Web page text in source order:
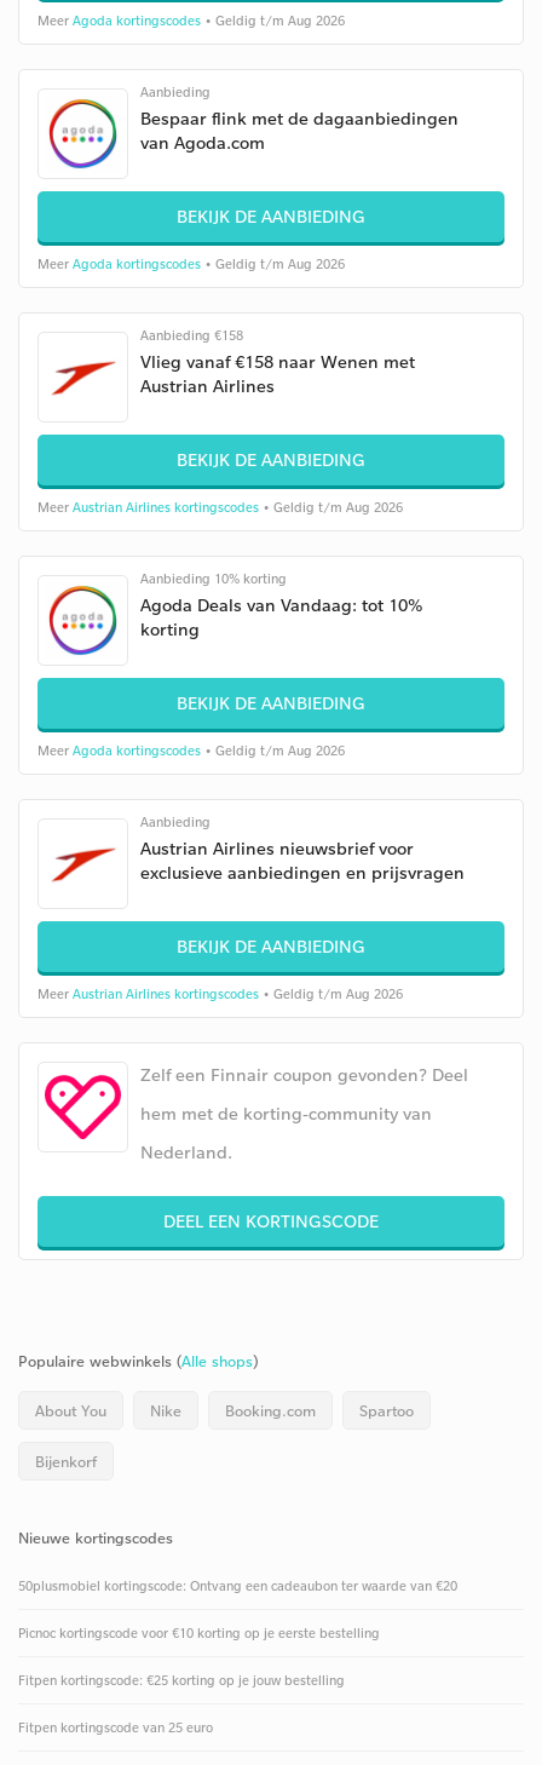
Meer Agoda kortingscodes • Geldig t/m Aug 2026
Aanbieding
Bespaar flink met de dagaanbiedingen
van Agoda.com
BEKIJK DE AANBIEDING
Meer Agoda kortingscodes • Geldig t/m Aug 2026
Aanbieding €158
Vlieg vanaf €158 naar Wenen met
Austrian Airlines
BEKIJK DE AANBIEDING
Meer Austrian Airlines kortingscodes • Geldig t/m Aug 2026
Aanbieding 10% korting
Agoda Deals van Vandaag: tot 10%
korting
BEKIJK DE AANBIEDING
Meer Agoda kortingscodes • Geldig t/m Aug 2026
Aanbieding
Austrian Airlines nieuwsbrief voor
exclusieve aanbiedingen en prijsvragen
BEKIJK DE AANBIEDING
Meer Austrian Airlines kortingscodes • Geldig t/m Aug 2026
Zelf een Finnair coupon gevonden? Deel
hem met de korting-community van
Nederland.
DEEL EEN KORTINGSCODE
Populaire webwinkels (Alle shops)
About You Nike Booking.com Spartoo
Bijenkorf
Nieuwe kortingscodes
50plusmobiel kortingscode: Ontvang een cadeaubon ter waarde van €20
Picnoc kortingscode voor €10 korting op je eerste bestelling
Fitpen kortingscode: €25 korting op je jouw bestelling
Fitpen kortingscode van 25 euro